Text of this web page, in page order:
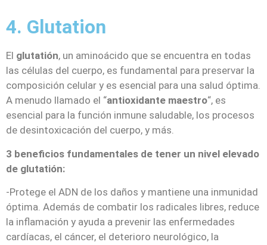
4. Glutation
El glutatión, un aminoácido que se encuentra en todas
las células del cuerpo, es fundamental para preservar la
composición celular y es esencial para una salud óptima.
A menudo llamado el “antioxidante maestro“, es
esencial para la función inmune saludable, los procesos
de desintoxicación del cuerpo, y más.
3 beneficios fundamentales de tener un nivel elevado
de glutatión:
-Protege el ADN de los daños y mantiene una inmunidad
óptima. Además de combatir los radicales libres, reduce
la inflamación y ayuda a prevenir las enfermedades
cardíacas, el cáncer, el deterioro neurológico, la